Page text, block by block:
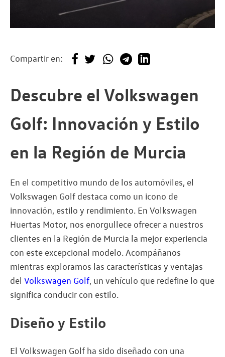
Compartir en:
Descubre el Volkswagen
Golf: Innovación y Estilo
en la Región de Murcia
En el competitivo mundo de los automóviles, el
Volkswagen Golf destaca como un icono de
innovación, estilo y rendimiento. En Volkswagen
Huertas Motor, nos enorgullece ofrecer a nuestros
clientes en la Región de Murcia la mejor experiencia
con este excepcional modelo. Acompáñanos
mientras exploramos las características y ventajas
del Volkswagen Golf, un vehículo que redefine lo que
significa conducir con estilo.
Diseño y Estilo
El Volkswagen Golf ha sido diseñado con una